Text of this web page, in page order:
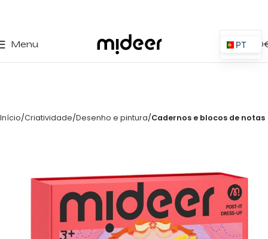
Menu 0,00
Início Criatividade Desenho e pintura Cadernos e blocos de notas
PT
ES
PL